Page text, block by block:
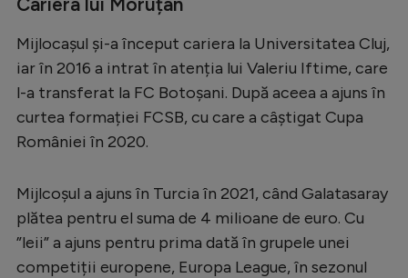
Mijlocașul și-a început cariera la Universitatea Cluj,
iar în 2016 a intrat în atenția lui Valeriu Iftime, care
l-a transferat la FC Botoșani. După aceea a ajuns în
curtea formației FCSB, cu care a câștigat Cupa
României în 2020.
Mijlcoșul a ajuns în Turcia în 2021, când Galatasaray
plătea pentru el suma de 4 milioane de euro. Cu
”leii” a ajuns pentru prima dată în grupele unei
competiții europene, Europa League, în sezonul